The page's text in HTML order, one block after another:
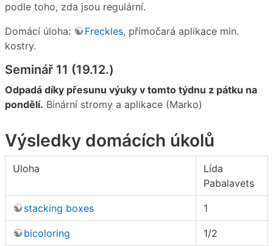
podle toho, zda jsou regulární.
Domácí úloha:
Freckles, přímočará aplikace min.
kostry.
Seminář 11 (19.12.)
Odpadá díky přesunu výuky v tomto týdnu z pátku na
pondělí. Binární stromy a aplikace (Marko)
Výsledky domácích úkolů
Uloha
Lída
Pabalavets
stacking boxes 1
bicoloring 1/2